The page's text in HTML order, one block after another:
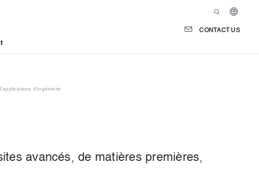
CONTACT US
d'ingénierie
avancés, de matières premières,